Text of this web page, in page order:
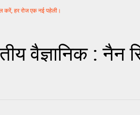
करें, हर रोज एक नई पहेली।
वैज्ञानिक : नैन